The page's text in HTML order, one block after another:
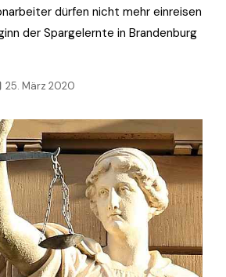
dürfen nicht mehr einreisen
der Spargelernte in Brandenburg
25. März 2020